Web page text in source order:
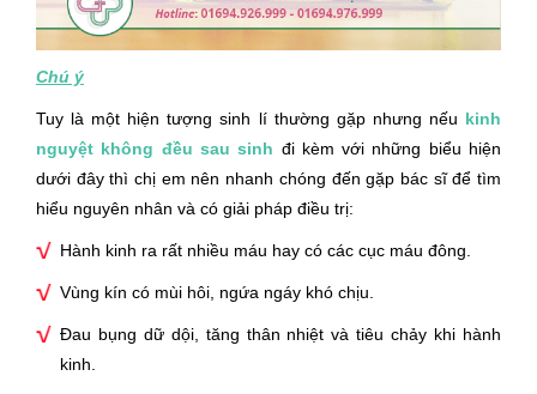
Chú ý
Tuy là một hiện tượng sinh lí thường gặp nhưng nếu kinh
nguyệt không đều sau sinh đi kèm với những biểu hiện
dưới đây thì chị em nên nhanh chóng đến gặp bác sĩ để tìm
hiểu nguyên nhân và có giải pháp điều trị:
Hành kinh ra rất nhiều máu hay có các cục máu đông.
Vùng kín có mùi hôi, ngứa ngáy khó chịu.
Đau bụng dữ dội, tăng thân nhiệt và tiêu chảy khi hành
kinh.